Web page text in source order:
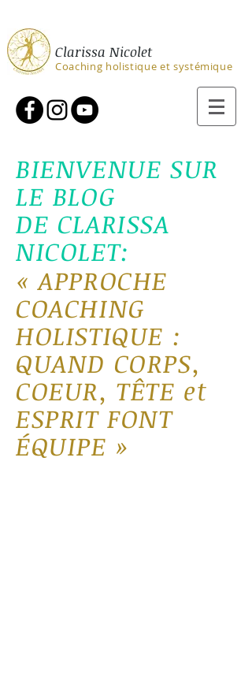
Clarissa Nicolet
Coaching holistique et systémique
BIENVENUE SUR
LE BLOG
DE CLARISSA
NICOLET:
«APPROCHE
COACHING
HOLISTIQUE :
QUAND CORPS,
COEUR, TÊTE et
ESPRIT FONT
ÉQUIPE »